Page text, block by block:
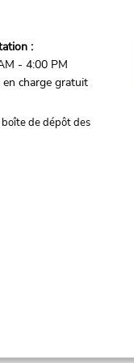
:
- 4:00 PM
en charge gratuit
de dépôt des